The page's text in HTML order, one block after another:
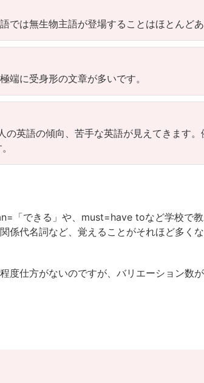
では無生物主語が登場することはほとんどあ
端に受身形の文章が多いです。
の英語の傾向、苦手な英語が見えてきます
「できる」や、must=have toなど学校で教
係代名詞など、覚えることがそれほど多く
度仕方がないのですが、バリエーション数